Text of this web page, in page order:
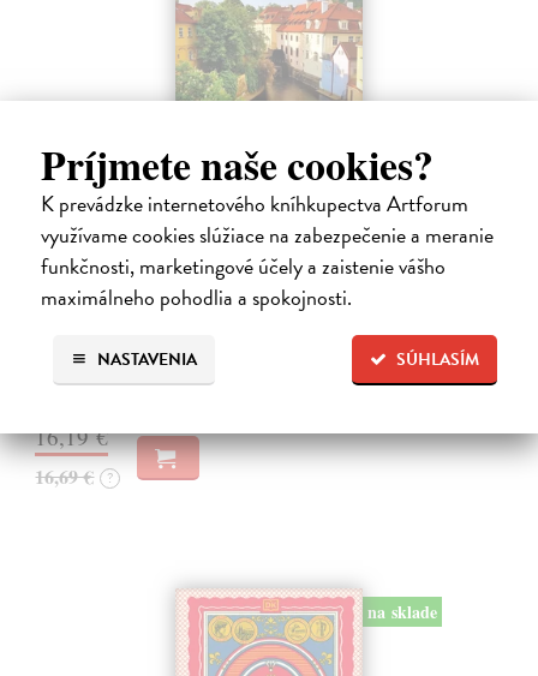
Príjmete naše cookies?
K prevádzke internetového kníhkupectva Artforum
využívame cookies slúžiace na zabezpečenie a meranie
funkčnosti, marketingové účely a zaistenie vášho
maximálneho pohodlia a spokojnosti.
SÚHLASÍM
NASTAVENIA
Pražské příběhy
Hášová Klára, Černý David (ed.)| Kniha
Víte, kde byste na Pražském hradě našli Jezdecké schodiště, které
umožňovalo koním vstup do velkého sálu na rytířské turnaje? Víte,
kde žije, naparuje se a roztahuje svá nádherná pera nejkrásnější
pražský…
Zasielame do 10 dní
16,19 €
16,69 € ?
na sklade